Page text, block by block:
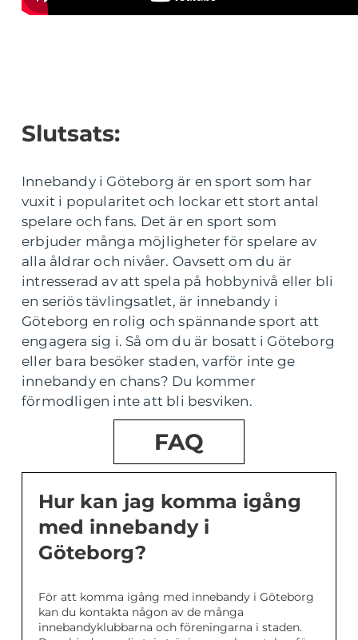
Slutsats:
Innebandy i Göteborg är en sport som har
vuxit i popularitet och lockar ett stort antal
spelare och fans. Det är en sport som
erbjuder många möjligheter för spelare av
alla åldrar och nivåer. Oavsett om du är
intresserad av att spela på hobbynivå eller bli
en seriös tävlingsatlet, är innebandy i
Göteborg en rolig och spännande sport att
engagera sig i. Så om du är bosatt i Göteborg
eller bara besöker staden, varför inte ge
innebandy en chans? Du kommer
förmodligen inte att bli besviken.
FAQ
Hur kan jag komma igång
med innebandy i
Göteborg?
För att komma igång med innebandy i Göteborg
kan du kontakta någon av de många
innebandyklubbarna och föreningarna i staden.